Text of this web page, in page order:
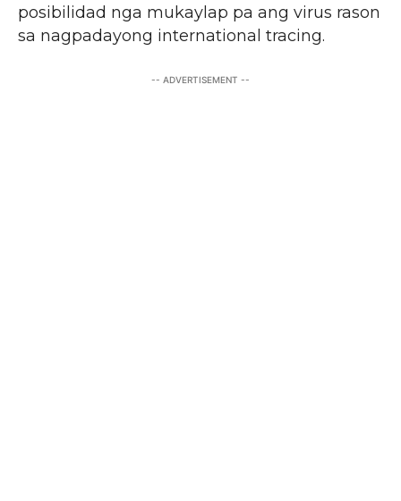
posibilidad nga mukaylap pa ang virus rason
sa nagpadayong international tracing.
-- ADVERTISEMENT --